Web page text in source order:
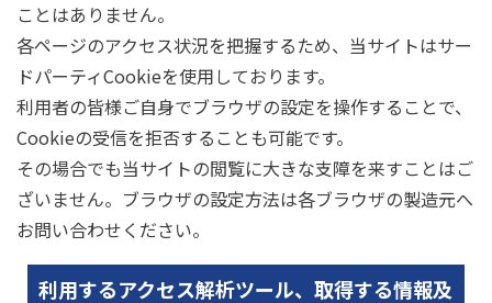
ことはありません。
各ページのアクセス状況を把握するため、当サイトはサー
ドパーティCookieを使用しております。
利用者の皆様ご自身でブラウザの設定を操作することで、
Cookieの受信を拒否することも可能です。
その場合でも当サイトの閲覧に大きな支障を来すことはご
ざいません。ブラウザの設定方法は各ブラウザの製造元へ
お問い合わせください。
利用するアクセス解析ツール、取得する情報及